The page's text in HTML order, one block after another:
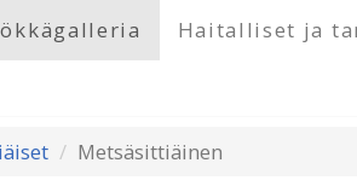
Haitalliset ja
Metsäsittiäinen